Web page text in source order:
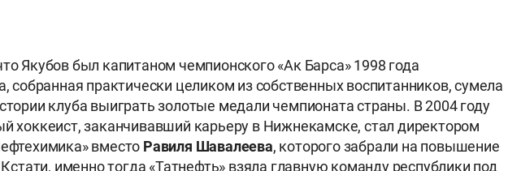
Якубов был капитаном чемпионского «Ак Барса» 1998 года
собранная практически целиком из собственных воспитанников, сумела
клуба выиграть золотые медали чемпионата страны. В 2004 году
хоккеист, заканчивавший карьеру в Нижнекамске, стал директором
вместо Равиля Шавалеева, которого забрали на повышение
именно тогда «Татнефть» взяла главную команду республики под